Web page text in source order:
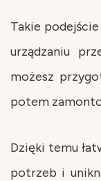
Takie
urządzaniu
możesz
potem
Dzięki temu
potrzeb i